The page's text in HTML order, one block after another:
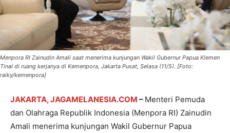
Menpora RI Zainudin Amali saat menerima kunjungan Wakil Gubernur Papua Klemen
Tinal di ruang kerjanya di Kemenpora, Jakarta Pusat, Selasa (11/5). [Foto:
raiky/kemenpora]
JAKARTA, JAGAMELANESIA.COM – Menteri Pemuda
dan Olahraga Republik Indonesia (Menpora RI) Zainudin
Amali menerima kunjungan Wakil Gubernur Papua